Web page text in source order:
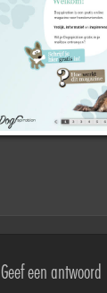
Geef een antwoord